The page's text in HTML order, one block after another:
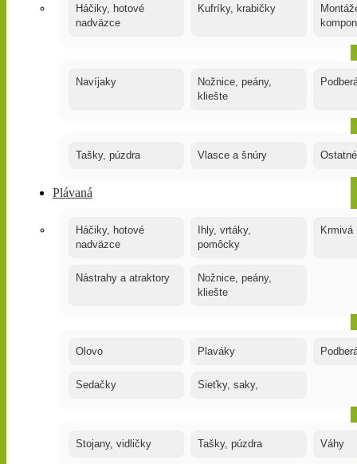
Háčiky, hotové
nadväzce
Kufríky, krabičky
Navíjaky
Nožnice, peány,
kliešte
Tašky, púzdra Vlasce a šnúry
Plávaná
Háčiky, hotové
nadväzce
Ihly, vrtáky,
pomôcky
Krmivá
Nástrahy a atraktory
Nožnice, peány,
kliešte
Olovo Plaváky
Sedačky Sieťky, saky,
Stojany, vidličky Tašky, púzdra Váhy